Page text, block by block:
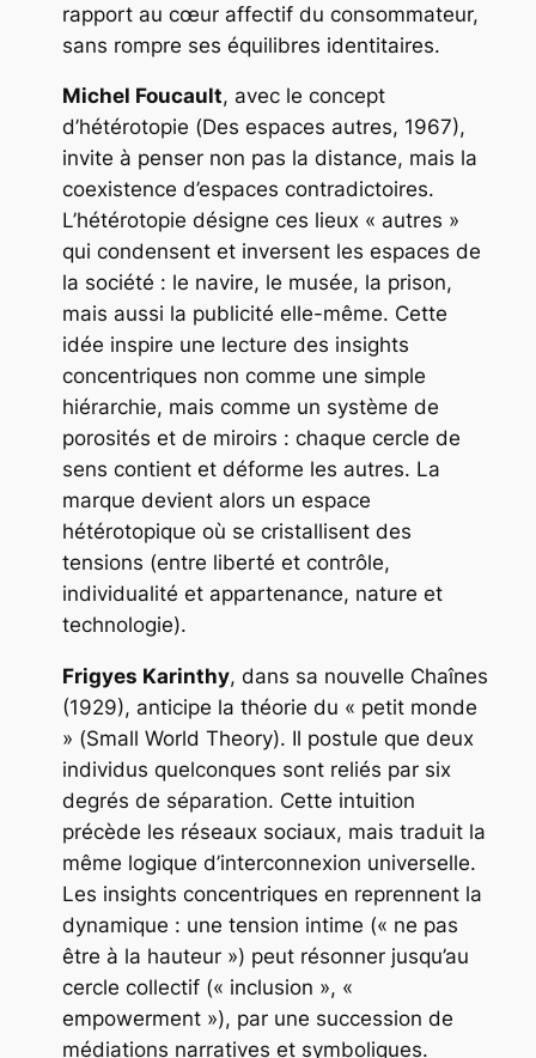
rapport au cœur affectif du consommateur,
sans rompre ses équilibres identitaires.
Michel Foucault, avec le concept
d’hétérotopie (Des espaces autres, 1967),
invite à penser non pas la distance, mais la
coexistence d’espaces contradictoires.
L’hétérotopie désigne ces lieux « autres »
qui condensent et inversent les espaces de
la société : le navire, le musée, la prison,
mais aussi la publicité elle-même. Cette
idée inspire une lecture des insights
concentriques non comme une simple
hiérarchie, mais comme un système de
porosités et de miroirs : chaque cercle de
sens contient et déforme les autres. La
marque devient alors un espace
hétérotopique où se cristallisent des
tensions (entre liberté et contrôle,
individualité et appartenance, nature et
technologie).
Frigyes Karinthy, dans sa nouvelle Chaînes
(1929), anticipe la théorie du « petit monde
» (Small World Theory). Il postule que deux
individus quelconques sont reliés par six
degrés de séparation. Cette intuition
précède les réseaux sociaux, mais traduit la
même logique d’interconnexion universelle.
Les insights concentriques en reprennent la
dynamique : une tension intime (« ne pas
être à la hauteur ») peut résonner jusqu’au
cercle collectif (« inclusion », «
empowerment »), par une succession de
médiations narratives et symboliques.